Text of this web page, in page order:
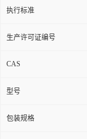
执行标准
生产许可证编号
CAS
型号
包装规格